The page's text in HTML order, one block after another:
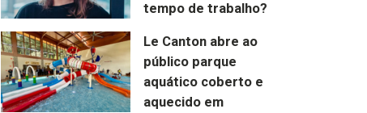
tempo de trabalho?
Le Canton abre ao
público parque
aquático coberto e
aquecido em